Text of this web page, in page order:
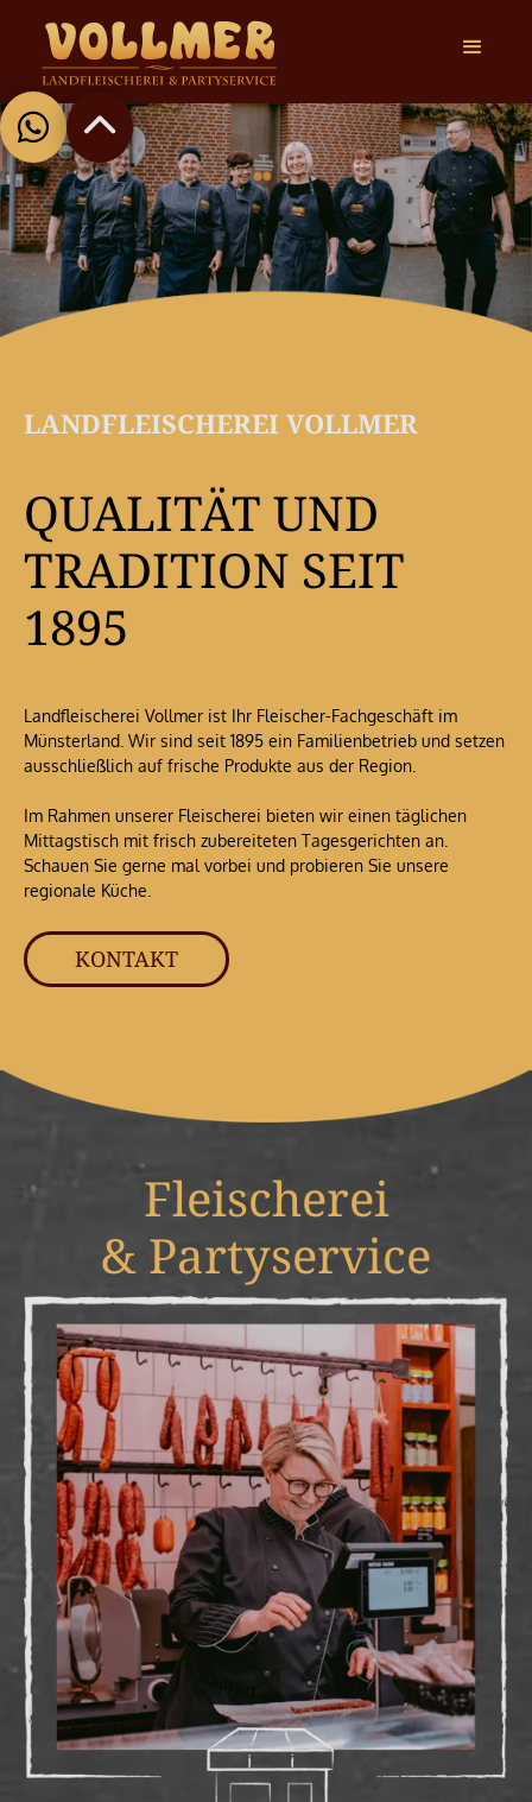
 
LANDFLEISCHEREI VOLLMER
QUALITÄT UND
TRADITION SEIT
1895
Landfleischerei Vollmer ist Ihr Fleischer-Fachgeschäft im
Münsterland. Wir sind seit 1895 ein Familienbetrieb und setzen
ausschließlich auf frische Produkte aus der Region.
Im Rahmen unserer Fleischerei bieten wir einen täglichen
Mittagstisch mit frisch zubereiteten Tagesgerichten an.
Schauen Sie gerne mal vorbei und probieren Sie unsere
regionale Küche.
KONTAKT
Fleischerei
& Partyservice